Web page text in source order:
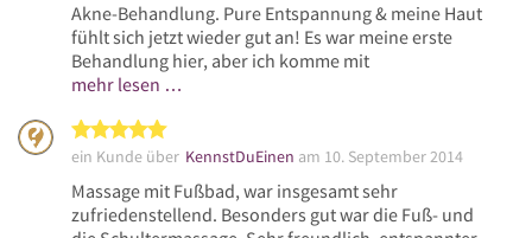
Akne-Behandlung. Pure Entspannung & meine Haut
fühlt sich jetzt wieder gut an! Es war meine erste
Behandlung hier, aber ich komme mit
mehr lesen …
ein Kunde über KennstDuEinen am 10. September 2014
Massage mit Fußbad, war insgesamt sehr
zufriedenstellend. Besonders gut war die Fuß- und